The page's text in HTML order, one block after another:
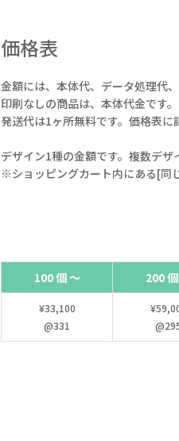
価格表
金額には、本体代、データ処理代
印刷なしの商品は、本体代金です。
発送代は1ヶ所無料です。価格表に
デザイン1種の金額です。複数デザ
※ショッピングカート内にある[同
100 個 ～ 200
¥33,100
@331